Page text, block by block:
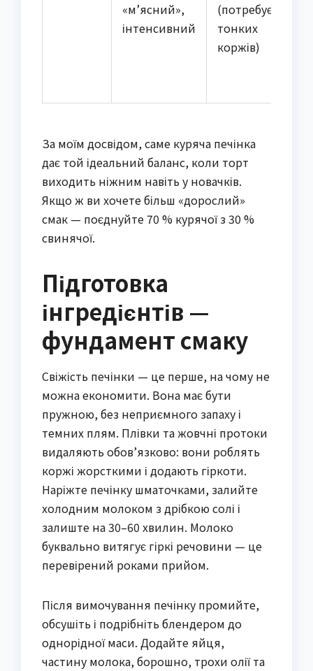
«м’ясний»,
інтенсивний
(потребує
тонких
коржів)
За моїм досвідом, саме куряча печінка
дає той ідеальний баланс, коли торт
виходить ніжним навіть у новачків.
Якщо ж ви хочете більш «дорослий»
смак — поєднуйте 70 % курячої з 30 %
свинячої.
Підготовка
інгредієнтів —
фундамент смаку
Свіжість печінки — це перше, на чому не
можна економити. Вона має бути
пружною, без неприємного запаху і
темних плям. Плівки та жовчні протоки
видаляють обов’язково: вони роблять
коржі жорсткими і додають гіркоти.
Наріжте печінку шматочками, залийте
холодним молоком з дрібкою солі і
залиште на 30–60 хвилин. Молоко
буквально витягує гіркі речовини — це
перевірений роками прийом.
Після вимочування печінку промийте,
обсушіть і подрібніть блендером до
однорідної маси. Додайте яйця,
частину молока, борошно, трохи олії та